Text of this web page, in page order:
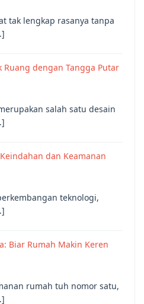
tak lengkap rasanya tanpa
Ruang dengan Tangga Putar
salah satu desain
dan Keamanan
teknologi,
Biar Rumah Makin Keren
rumah tuh nomor satu,